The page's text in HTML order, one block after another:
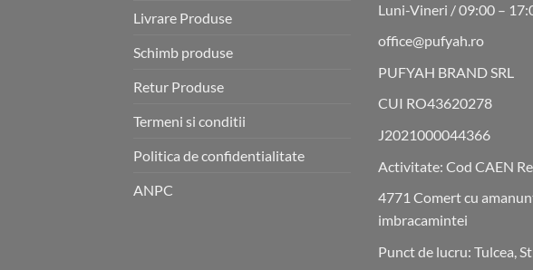
Livrare Produse
Schimb produse
Retur Produse
Termeni si conditii
Politica de confidentialitate
ANPC
Luni-Vineri / 09:00 –
office@pufyah.ro
PUFYAH BRAND SRL
CUI RO43620278
J2021000044366
Activitate: Cod CAEN
4771 Comert cu
imbracamintei
Punct de lucru: Tulcea,